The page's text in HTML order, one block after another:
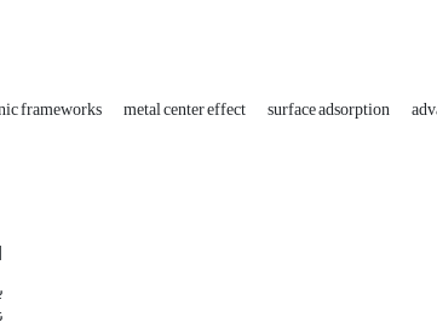
frameworks metal center effect surface adsorption